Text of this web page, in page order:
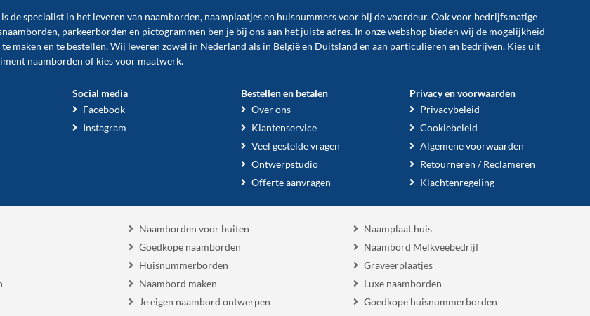
de specialist in het leveren van naamborden, naamplaatjes en huisnummers voor bij devoordeur. Ook voor bedrijfsmatige
, parkeerborden en pictogrammen ben je bij ons aan het juiste adres. In onze webshop bieden wij de mogelijkheid
maken en te bestellen. Wij leveren zowel in Nederland als in België en Duitsland en aan particulieren en bedrijven. Kies uit
naamborden of kies voor maatwerk.
Social media
Facebook
Instagram
Bestellen en betalen
Over ons
Klantenservice
Veel gestelde vragen
Ontwerpstudio
Offerte aanvragen
Privacy en voorwaarden
Privacybeleid
Cookiebeleid
Algemene voorwaarden
Retourneren / Reclameren
Klachtenregeling
Naamborden voor buiten
Goedkope naamborden
Huisnummerborden
Naambord maken
Je eigen naambord ontwerpen
Naamplaat huis
Naambord Melkveebedrijf
Graveerplaatjes
Luxe naamborden
Goedkope huisnummerborden